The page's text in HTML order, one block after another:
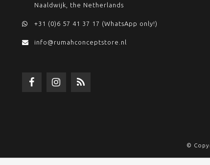
Naaldwijk, the Netherlands
+31 (0)6 57 41 37 17 (WhatsApp only!)
info@rumahconceptstore.nl
©